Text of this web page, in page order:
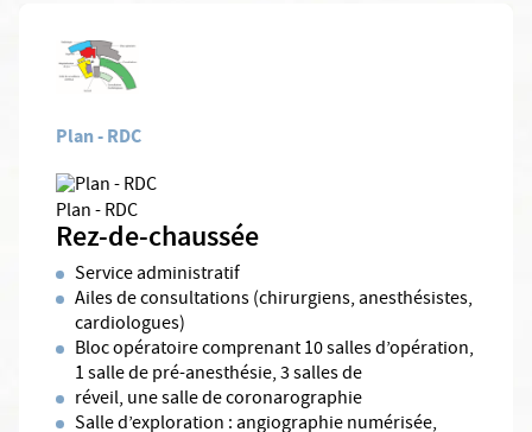
Plan - RDC
Plan - RDC
Rez-de-chaussée
Service administratif
Ailes de consultations (chirurgiens, anesthésistes,
cardiologues)
Bloc opératoire comprenant 10 salles d’opération,
1 salle de pré-anesthésie, 3 salles de
réveil, une salle de coronarographie
Salle d’exploration : angiographie numérisée,